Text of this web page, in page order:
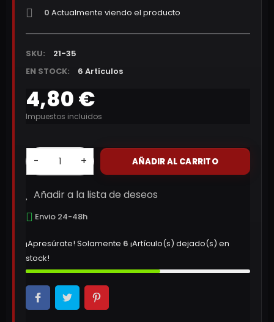
0 Actualmente viendo el producto
SKU:
21-35
EN STOCK:
6 Artículos
4,80 €
Impuestos incluidos
- + AÑADIR AL CARRITO
Añadir a la lista de deseos
Envio 24-48h
¡Apresúrate! Solamente 6 ¡Artículo(s) dejado(s) en
stock!